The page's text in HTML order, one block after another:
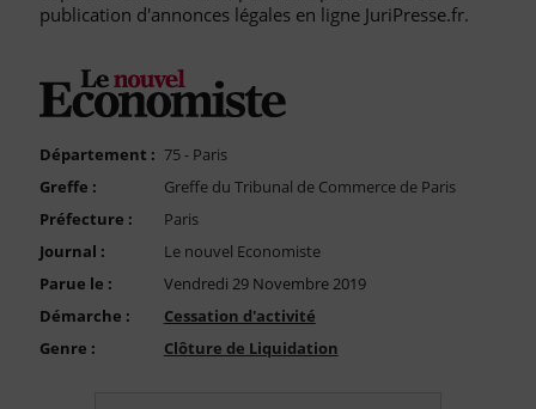
Liste des CCI
FAQ
Nous Contacter
Compte PRO
publication d'annonces légales en ligne JuriPresse.fr.
Département : 75 - Paris
Greffe :
Greffe du Tribunal de Commerce de Paris
Préfecture :
Paris
Journal :
Le nouvel Economiste
Parue le :
Vendredi 29 Novembre 2019
Démarche :
Cessation d'activité
Genre :
Clôture de Liquidation